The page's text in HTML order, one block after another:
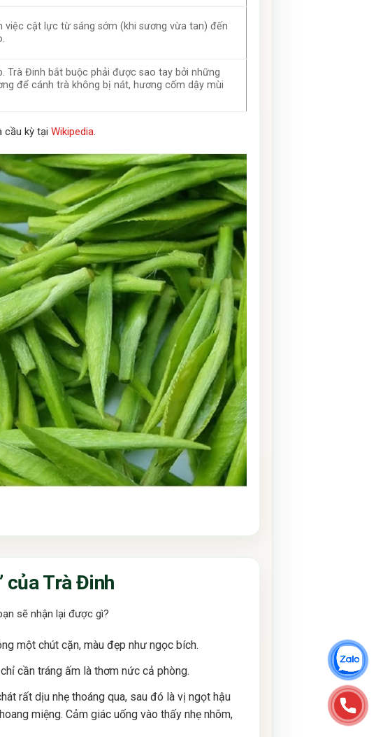
việc cật lực từ sáng sớm (khi sương vừa tan) đến
Trà Đinh bắt buộc phải được sao tay bởi những
để cánh trà không bị nát, hương cốm dậy mùi
cầu kỳ tại Wikipedia.
của Trà Đinh
sẽ nhận lại được gì?
một chút cặn, màu đẹp như ngọc bích.
cần tráng ấm là thơm nức cả phòng.
rất dịu nhẹ thoáng qua, sau đó là vị ngọt hậu
miệng. Cảm giác uống vào thấy nhẹ nhõm,